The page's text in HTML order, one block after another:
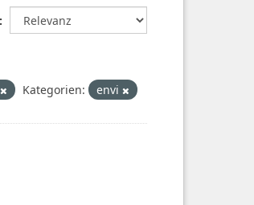
Kategorien: envi